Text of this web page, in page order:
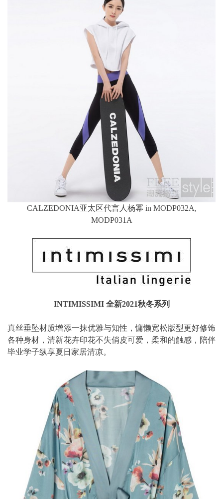
CALZEDONIA亚太区代言人杨幂 in MODP032A,
MODP031A
INTIMISSIMI 全新2021秋冬系列
真丝垂坠材质增添一抹优雅与知性，慵懒宽松版型更好修饰
各种身材，清新花卉印花不失俏皮可爱，柔和的触感，陪伴
毕业学子纵享夏日家居清凉。